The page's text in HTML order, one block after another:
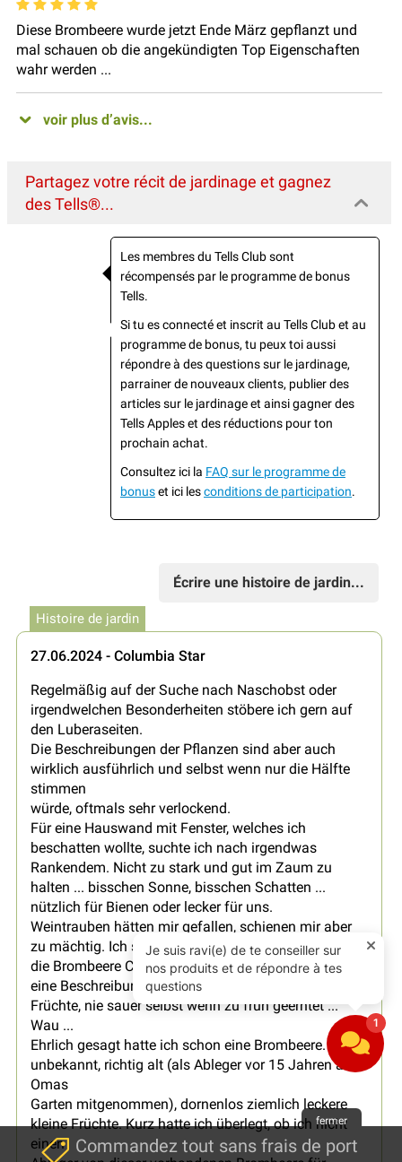
Diese Brombeere wurde jetzt Ende März gepflanzt und
mal schauen ob die angekündigten Top Eigenschaften
wahr werden ...
voir plus d’avis...
Partagez votre récit de jardinage et gagnez
des Tells®...
Les membres du Tells Club sont
récompensés par le programme de bonus
Tells.
Si tu es connecté et inscrit au Tells Club et au
programme de bonus, tu peux toi aussi
répondre à des questions sur le jardinage,
parrainer de nouveaux clients, publier des
articles sur le jardinage et ainsi gagner des
Tells Apples et des réductions pour ton
prochain achat.
Consultez ici la FAQ sur le programme de
bonuset ici lesconditions de participation.
Écrire une histoire de jardin...
Histoire de jardin
27.06.2024 - Columbia Star
Regelmäßig auf der Suche nach Naschobst oder
irgendwelchen Besonderheiten stöbere ich gern auf
den Luberaseiten.
Die Beschreibungen der Pflanzen sind aber auch
wirklich ausführlich und selbst wenn nur die Hälfte
stimmen
würde, oftmals sehr verlockend.
Für eine Hauswand mit Fenster, welches ich
beschatten wollte, suchte ich nach irgendwas
Rankendem. Nicht zu stark und gut im Zaum zu
halten ... bisschen Sonne, bisschen Schatten ...
nützlich für Bienen oder lecker für uns.
Weintrauben hätten mir gefallen, schienen mir aber
zu mächtig. Ich schaute nach Beeren und wurde auf
die Brombeere Columbia Star aufmerksam. Was für
eine Beschreibung ...dornenlos, 'kernlos', riesige
Früchte, nie sauer selbst wenn zu früh geerntet ...
Wau ...
Ehrlich gesagt hatte ich schon eine Brombeere. Sorte
unbekannt, richtig alt (als Ableger vor 15 Jahren aus
Omas
Garten mitgenommen), dornenlos ziemlich leckere
kleine Früchte. Kurz hatte ich überlegt, ob ich nicht
einen
fermer
Commandez tout sans frais de port